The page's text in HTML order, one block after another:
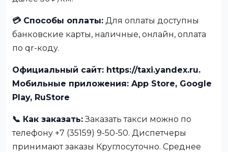
💳 Способы оплаты: Для оплаты доступны
банковские карты, наличные, онлайн, оплата
по qr-коду.
Официальный сайт: https://taxi.yandex.ru.
Мобильные приложения: App Store, Google
Play, RuStore
📞 Как заказать:Заказать такси можно по
телефону +7 (35159) 9-50-50. Диспетчеры
принимают заказы Круглосуточно. Среднее